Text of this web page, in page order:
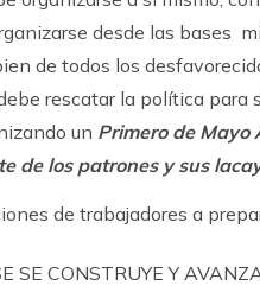
desde las bases
de todos los
rescatar la política para
un Primero de Mayo
de los patrones y sus
de trabajadores a
SE CONSTRUYE Y